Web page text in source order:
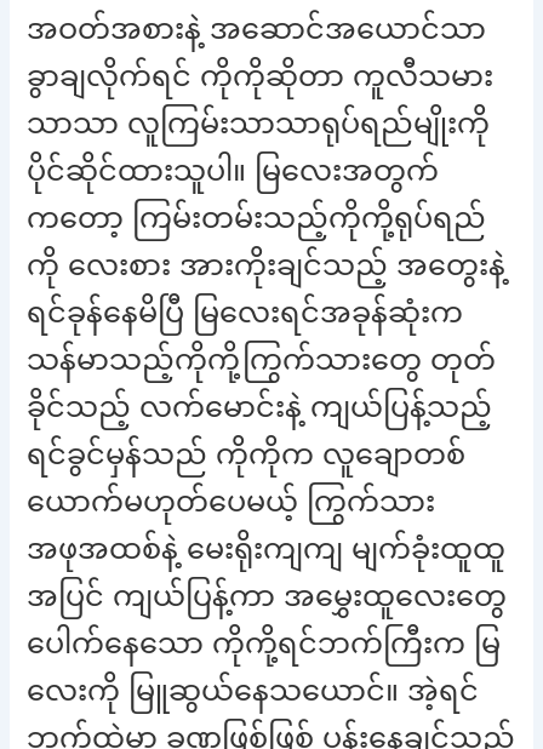
အဝတ်အစားနဲ့ အဆောင်အယောင်သာ
ခွာချလိုက်ရင် ကိုကိုဆိုတာ ကူလီသမား
သာသာ လူကြမ်းသာသာရုပ်ရည်မျိုးကို
ပိုင်ဆိုင်ထားသူပါ။ မြလေးအတွက်
ကတော့ ကြမ်းတမ်းသည့်ကိုကို့ရုပ်ရည်
ကို လေးစား အားကိုးချင်သည့် အတွေးနဲ့
ရင်ခုန်နေမိပြီ မြလေးရင်အခုန်ဆုံးက
သန်မာသည့်ကိုကို့ကြွက်သားတွေ တုတ်
ခိုင်သည့် လက်မောင်းနဲ့ ကျယ်ပြန့်သည့်
ရင်ခွင်မှန်သည် ကိုကိုက လူချောတစ်
ယောက်မဟုတ်ပေမယ့် ကြွက်သား
အဖုအထစ်နဲ့ မေးရိုးကျကျ မျက်ခုံးထူထူ
အပြင် ကျယ်ပြန့်ကာ အမွှေးထူလေးတွေ
ပေါက်နေသော ကိုကို့ရင်ဘက်ကြီးက မြ
လေးကို မြူဆွယ်နေသယောင်။ အဲ့ရင်
ဘက်ထဲမှာ ခဏဖြစ်ဖြစ် ပုန်းနေချင်သည်